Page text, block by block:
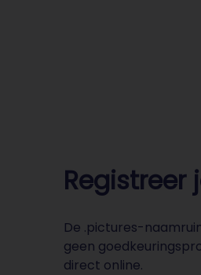
De .pictures-
geen
direct online.